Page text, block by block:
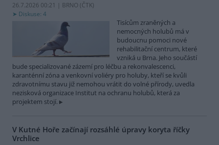
26.7.2026 00:21 | BRNO (ČTK)
Diskuse: 4
Tisícům zraněných a
nemocných holubů má v
budoucnu pomoci nové
rehabilitační centrum, které
vzniká u Brna. Jeho součástí
bude specializované zázemí pro léčbu a rekonvalescenci,
karanténní zóna a venkovní voliéry pro holuby, kteří se kvůli
zdravotnímu stavu již nemohou vrátit do volné přírody, uvedla
nezisková organizace Institut na ochranu holubů, která za
projektem stojí.
V Kutné Hoře začínají rozsáhlé úpravy koryta říčky
Vrchlice